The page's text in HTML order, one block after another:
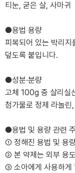
티눈, 굳은 살, 사마귀
●용법 용량
피복되어 있는 박리지
덮도록 붙입니다.
●성분·분량
고체 100g 중 살리실
첨가물로 정제 라놀린
●용법 및 용량 관련 주
① 정해진 용법 및 용
② 본 약제는 외부 용
③ 소아에게 사용하게